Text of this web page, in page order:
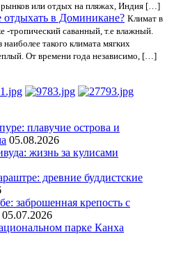
рынков или отдых на пляжах, Индия […]
отдыхать в Доминикане? Климат в
-тропический саванный, т.е влажный.
такого климата мягких
От времени года независимо, […]
плавучие острова и
05.08.2026
жизнь за кулисами
древние буддистские
заброшенная крепость с
05.07.2026
парке Канха